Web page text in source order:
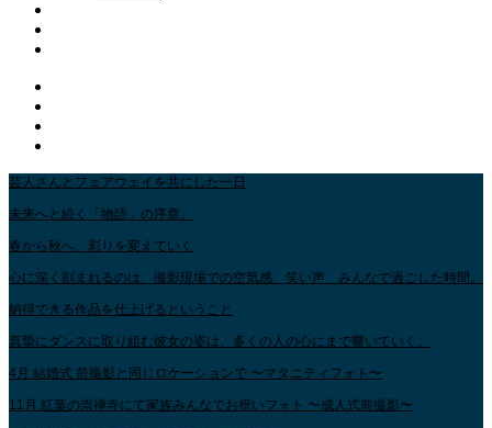
芸人さんとフェアウェイを共にした一日
未来へと続く「物語」の序章。
春から秋へ、彩りを変えていく
心に深く刻まれるのは、撮影現場での空気感、笑い声、みんなで過ごした時間。
納得できる作品を仕上げるということ
真摯にダンスに取り組む彼女の姿は、多くの人の心にまで響いていく。
4月 結婚式 前撮影と同じロケーションで 〜マタニティフォト〜
11月 紅葉の崇禅寺にて家族みんなでお祝いフォト 〜成人式前撮影〜